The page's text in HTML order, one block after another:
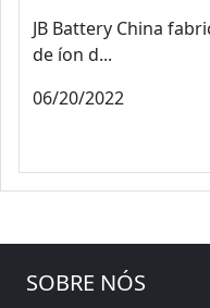
JB Battery China
de íon d...
06/20/2022
SOBRE NÓS